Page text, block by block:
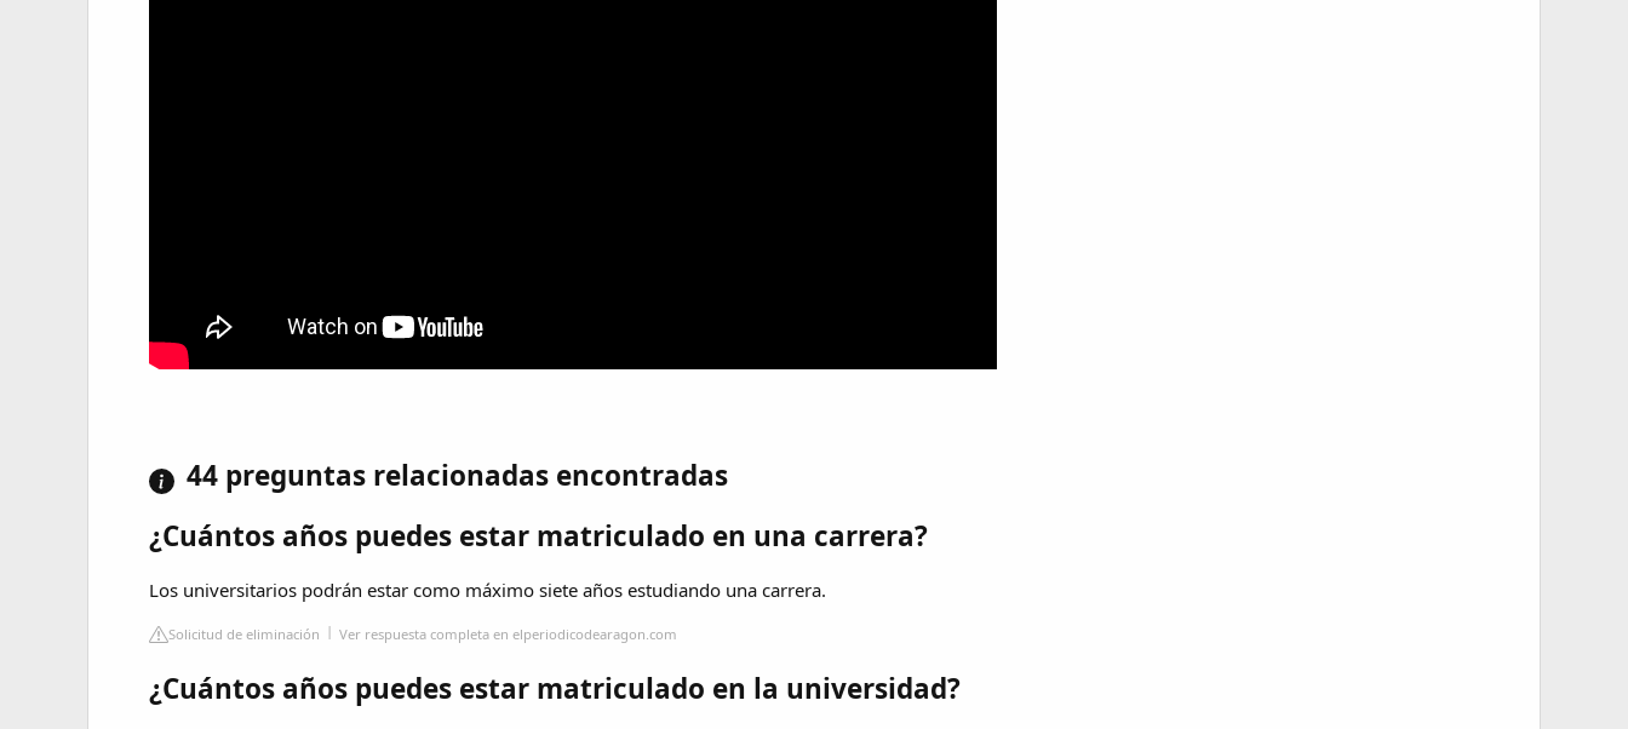
44 preguntas relacionadas encontradas
¿Cuántos años puedes estar matriculado en una carrera?
Los universitarios podrán estar como máximo siete años estudiando una carrera.
Solicitud de eliminación Ver respuesta completa en elperiodicodearagon.com
¿Cuántos años puedes estar matriculado en la universidad?